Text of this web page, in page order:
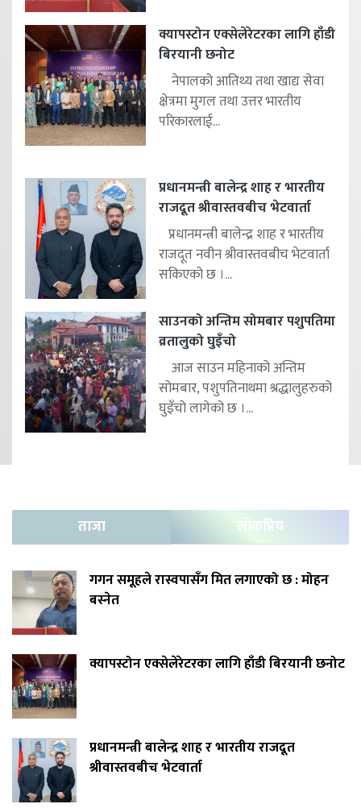
क्यापस्टोन एक्सेलेरेटरका लागि हाँडी
बिरयानी छनोट
नेपालको आतिथ्य तथा खाद्य सेवा
क्षेत्रमा मुगल तथा उत्तर भारतीय
परिकारलाई...
प्रधानमन्त्री बालेन्द्र शाह र भारतीय
राजदूत श्रीवास्तवबीच भेटवार्ता
प्रधानमन्त्री बालेन्द्र शाह र भारतीय
राजदूत नवीन श्रीवास्तवबीच भेटवार्ता
सकिएको छ ।...
साउनको अन्तिम सोमबार पशुपतिमा
व्रतालुको घुइँचो
आज साउन महिनाको अन्तिम
सोमबार, पशुपतिनाथमा श्रद्धालुहरुको
घुइँचो लागेको छ ।...
ताजा लोकप्रिय
गगन समूहले रास्वपासँग मित लगाएको छ : मोहन
बस्नेत
क्यापस्टोन एक्सेलेरेटरका लागि हाँडी बिरयानी छनोट
प्रधानमन्त्री बालेन्द्र शाह र भारतीय राजदूत
श्रीवास्तवबीच भेटवार्ता